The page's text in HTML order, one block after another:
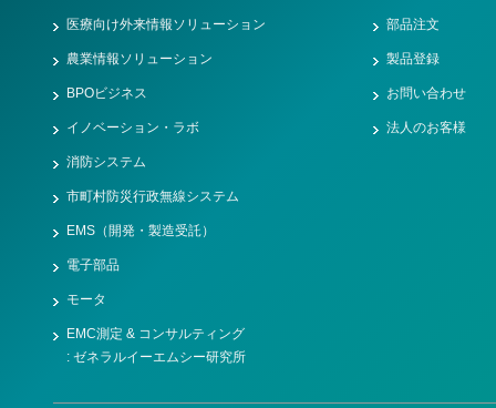
医療向け外来情報ソリューション
農業情報ソリューション
BPOビジネス
イノベーション・ラボ
消防システム
市町村防災行政無線システム
EMS（開発・製造受託）
電子部品
モータ
EMC測定 & コンサルティング
: ゼネラルイーエムシー研究所
部品注文
製品登録
お問い合わせ
法人のお客様